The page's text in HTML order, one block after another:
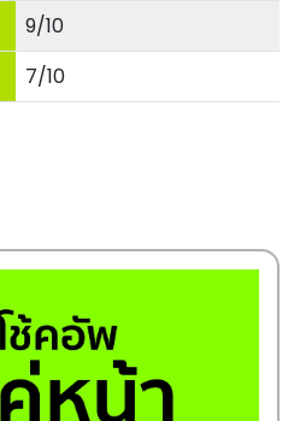
9/10
7/10